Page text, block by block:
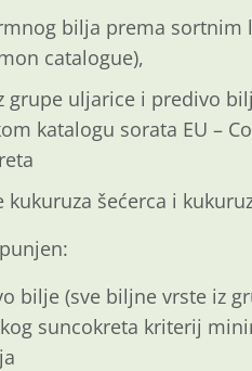
bilja prema sortnim
catalogue),
uljarice i predivo
katalogu sorata EU –
šećerca i
bilje (sve biljne vrste iz
suncokreta kriterij